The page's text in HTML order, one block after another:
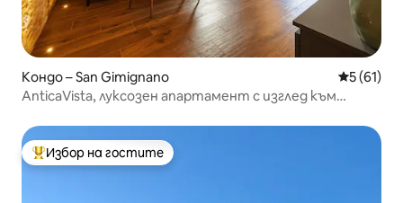
Кондо – San Gimignano Средна
5 (61)
AnticaVista, луксозен апартамент с изглед към
Най-популярен избор на гостите
Избор на гостите